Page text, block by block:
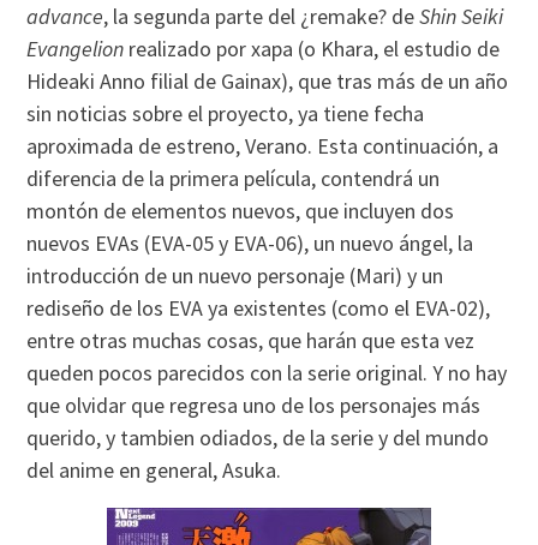
advance, la segunda parte del ¿remake? deShin Seiki
Evangelion realizado por xapa (o Khara, el estudio de
Hideaki Anno filial de Gainax), que tras más de un año
sin noticias sobre el proyecto, ya tiene fecha
aproximada de estreno, Verano. Esta continuación, a
diferencia de la primera película, contendrá un
montón de elementos nuevos, que incluyen dos
nuevos EVAs (EVA-05 y EVA-06), un nuevo ángel, la
introducción de un nuevo personaje (Mari) y un
rediseño de los EVA ya existentes (como el EVA-02),
entre otras muchas cosas, que harán que esta vez
queden pocos parecidos con la serie original. Y no hay
que olvidar que regresa uno de los personajes más
querido, y tambien odiados, de la serie y del mundo
del anime en general, Asuka.